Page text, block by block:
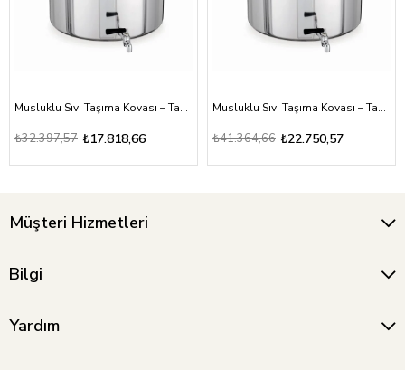
Musluklu Sıvı Taşıma Kovası – Tabansız 45x45 cm
₺17.818,66
₺32.397,57
Musluklu Sıvı Taşıma Kovası – Tabansız 50x50 cm
₺22.750,57
₺41.364,66
Müşteri Hizmetleri
Bilgi
Yardım